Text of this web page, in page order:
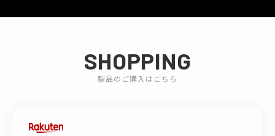
SHOPPING
製品のご購入はこちら